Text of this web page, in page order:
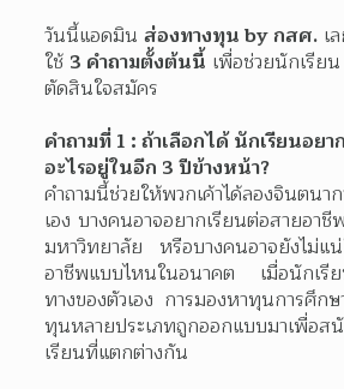
วันนี้แอดมิน ส่องทางทุน by กสศ. เ
ใช้ 3 คำถามตั้งต้นนี้ เพื่อช่วยนักเรีย
ตัดสินใจสมัคร
คำถามที่ 1 : ถ้าเลือกได้ นักเรียนอย
อะไรอยู่ในอีก 3 ปีข้างหน้า?
คำถามนี้ช่วยให้พวกเค้าได้ลองจินตนา
เอง บางคนอาจอยากเรียนต่อสายอา
มหาวิทยาลัย หรือบางคนอาจยังไม่แ
อาชีพแบบไหนในอนาคต เมื่อนักเรีย
ทางของตัวเอง การมองหาทุนการศึก
ทุนหลายประเภทถูกออกแบบมาเพื่อส
เรียนที่แตกต่างกัน